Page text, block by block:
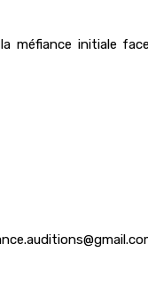
méfiance initiale